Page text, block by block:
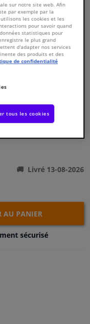
Livré 13-08-2026
AU PANIER
sécurisé
sur notre site web. Afin
par exemple par la
les cookies et les
pour savoir quand
statistiques pour
le plus grand
d'adapter nos services
des produits et des
de confidentialité
tous les cookies